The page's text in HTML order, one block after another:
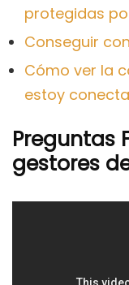
protegidas
Conseguir
Cómo ver la
estoy
Preguntas
gestores